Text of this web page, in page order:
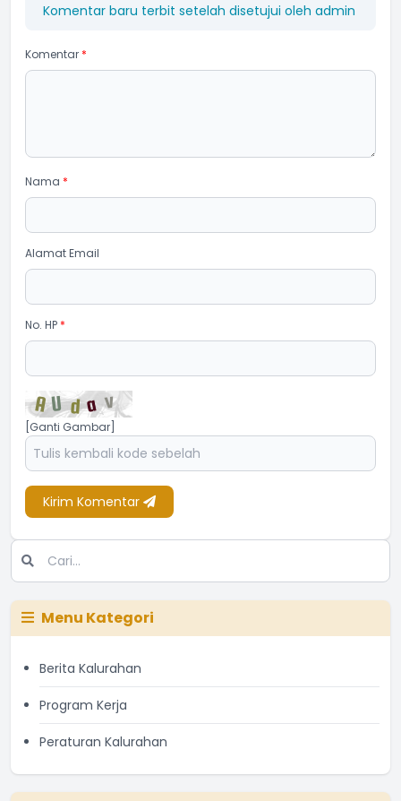
Komentar baru terbit setelah disetujui oleh admin
Komentar *
Nama *
Alamat Email
No. HP *
[Ganti Gambar]
Kirim Komentar
Menu Kategori
Berita Kalurahan
Program Kerja
Peraturan Kalurahan